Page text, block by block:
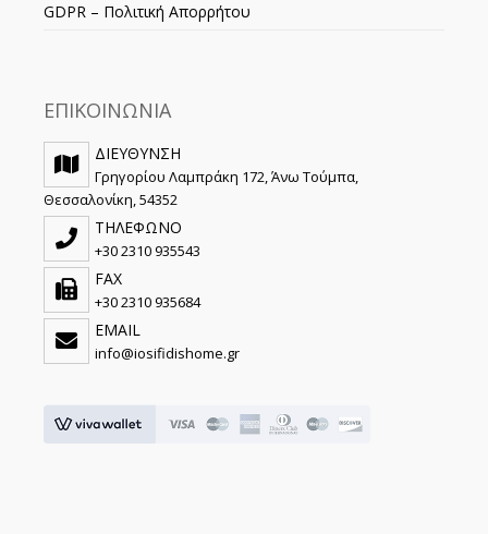
GDPR – Πολιτική Απορρήτου
ΕΠΙΚΟΙΝΩΝΙΑ
ΔΙΕΥΘΥΝΣΗ
Γρηγορίου Λαμπράκη 172, Άνω Τούμπα,
Θεσσαλονίκη, 54352
ΤΗΛΕΦΩΝΟ
+30 2310 935543
FAX
+30 2310 935684
EMAIL
info@iosifidishome.gr